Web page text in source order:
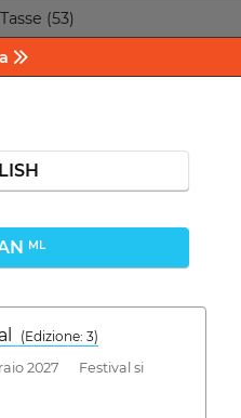
(53)
ML
( Edizione: 3)
2027 Festival si